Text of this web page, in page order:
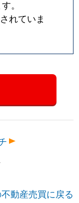
。
れていま
動産売買に戻る